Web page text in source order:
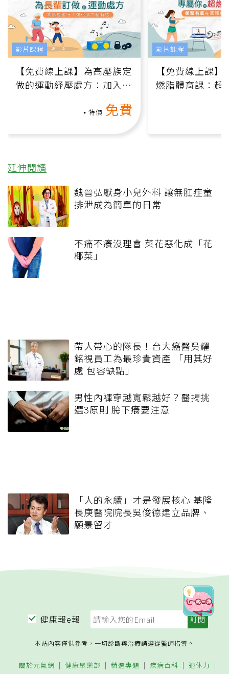
【免費線上課】為高壓族定
做的運動紓壓處方：加入行
特價 免費
影片課程
【免費線上課
燃脂體育課：超
影片課程
延伸閱讀
魏晉弘獻身小兒外科 讓無肛症童
排泄成為簡單的日常
不痛不癢沒理會 菜花惡化成「花
椰菜」
帶人帶心的隊長！台大癌醫吳耀
銘視員工為最珍貴資產 「用其好
處 包容缺點」
男性內褲穿越寬鬆越好？醫揭挑
選3原則 胯下癢要注意
「人的永續」才是發展核心 基隆
長庚醫院院長吳俊德建立品牌、
願景留才
健康報e報
本站內容僅供參考，一切診斷與治療請遵從醫師指導。
關於元氣網 健康聚樂部 精選專題 疾病百科 退休力